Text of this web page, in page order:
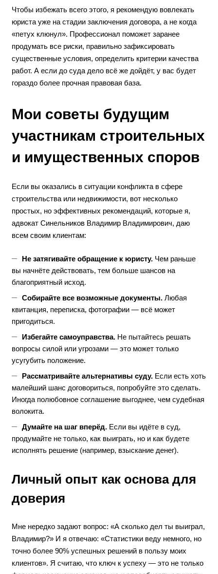
Чтобы избежать всего этого, я рекомендую вовлекать
юриста уже на стадии заключения договора, а не когда
«петух клюнул». Профессионал поможет заранее
продумать все риски, правильно зафиксировать
существенные условия, определить критерии качества
работ. А если до суда дело всё же дойдёт, у вас будет
гораздо более прочная правовая база.
Мои советы будущим
участникам строительных
и имущественных споров
Если вы оказались в ситуации конфликта в сфере
строительства или недвижимости, вот несколько
простых, но эффективных рекомендаций, которые я,
адвокат Синельников Владимир Владимирович, даю
всем своим клиентам:
Не затягивайте обращение к юристу. Чем раньше
вы начнёте действовать, тем больше шансов на
благоприятный исход.
Собирайте все возможные документы. Любая
квитанция, переписка, фотографии — всё может
пригодиться.
Избегайте самоуправства. Не пытайтесь решать
вопросы силой или угрозами — это может только
усугубить положение.
Рассматривайте альтернативы суду. Если есть хоть
малейший шанс договориться, попробуйте это сделать.
Иногда полюбовное соглашение выгоднее, чем судебная
волокита.
Думайте на шаг вперёд. Если вы идёте в суд,
продумайте не только, как выиграть, но и как будете
исполнять решение (например, взыскание денег).
Личный опыт как основа для
доверия
Мне нередко задают вопрос: «А сколько дел ты выиграл,
Владимир?» И я отвечаю: «Статистики веду немного, но
точно более 90% успешных решений в пользу моих
клиентов». Я считаю, что ключ к успеху — это не только